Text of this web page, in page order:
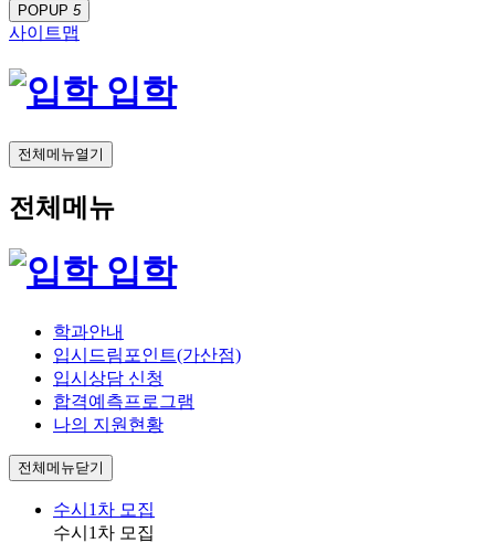
POPUP 5
사이트맵
입학
전체메뉴열기
전체메뉴
입학
학과안내
입시드림포인트(가산점)
입시상담 신청
합격예측프로그램
나의 지원현황
전체메뉴닫기
수시1차 모집
수시1차 모집